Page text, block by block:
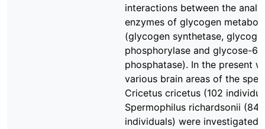
interactions between the
enzymes of glycogen
(glycogen synthetase,
phosphorylase and glycose-6-
phosphatase). In the present
various brain areas of the
Cricetus cricetus (102
Spermophilus richardsonii (84
individuals) were investigated.